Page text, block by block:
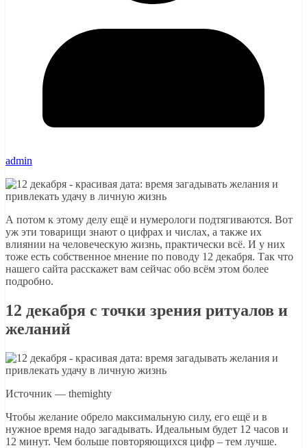
admin
А потом к этому делу ещё и нумерологи подтягиваются. Вот
уж эти товарищи знают о цифрах и числах, а также их
влиянии на человеческую жизнь, практически всё. И у них
тоже есть собственное мнение по поводу 12 декабря. Так что
нашего сайта расскажет вам сейчас обо всём этом более
подробно.
12 декабря с точки зрения ритуалов и
желаний
Источник — themighty
Чтобы желание обрело максимальную силу, его ещё и в
нужное время надо загадывать. Идеальным будет 12 часов и
12 минут. Чем больше повторяющихся цифр – тем лучше.